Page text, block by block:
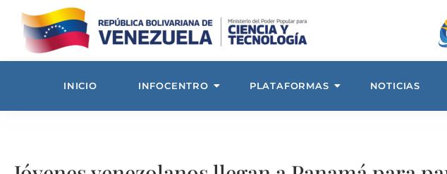
INICIO INFOCENTRO PLATAFORMAS NOTICIAS